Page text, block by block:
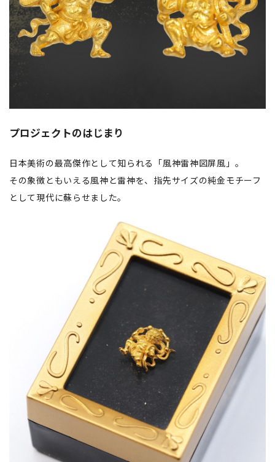
プロジェクトのはじまり
日本美術の最高傑作として知られる「風神雷神図屏風」。
その象徴ともいえる風神と雷神を、指先サイズの純金モチーフ
として現代に蘇らせました。